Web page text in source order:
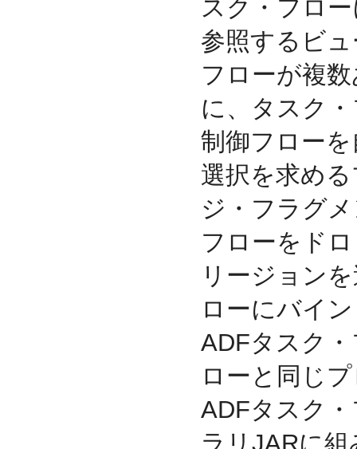
スク・フロ
参照するビ
フローが複
に、タスク
制御フロー
選択を求め
ジ・フラグ
フローをド
リージョン
ローにバイ
ADFタスク
ローと同じ
ADFタスク
ラリJARに